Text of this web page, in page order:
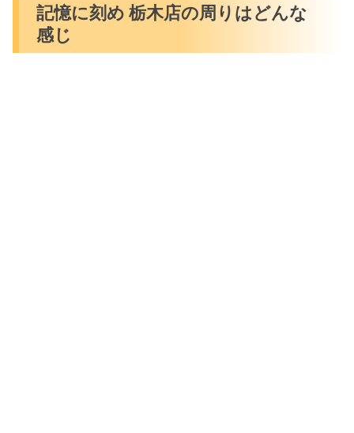
記憶に刻め 栃木店の周りはどんな
感じ